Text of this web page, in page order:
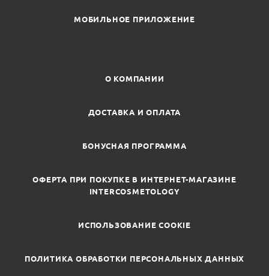
МОБИЛЬНОЕ ПРИЛОЖЕНИЕ
О КОМПАНИИ
ДОСТАВКА И ОПЛАТА
БОНУСНАЯ ПРОГРАММА
ОФЕРТА ПРИ ПОКУПКЕ В ИНТЕРНЕТ-МАГАЗИНЕ
INTERCOSMETOLOGY
ИСПОЛЬЗОВАНИЕ COOKIE
ПОЛИТИКА ОБРАБОТКИ ПЕРСОНАЛЬНЫХ ДАННЫХ